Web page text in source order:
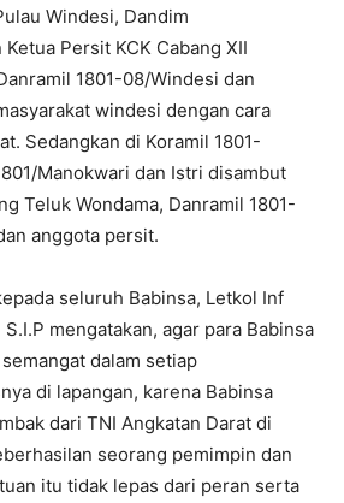
Windesi, Dandim
Persit KCK Cabang XII
1801-08/Windesi dan
windesi dengan cara
Sedangkan di Koramil 1801-
Manokwari dan Istri disambut
Teluk Wondama, Danramil 1801-
anggota persit.
seluruh Babinsa, Letkol Inf
mengatakan, agar para Babinsa
dalam setiap
di lapangan, karena Babinsa
dari TNI Angkatan Darat di
seorang pemimpin dan
itu tidak lepas dari peran serta